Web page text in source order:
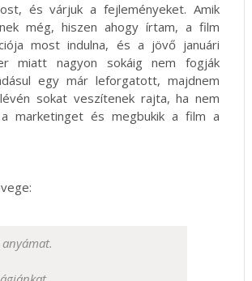
és várjuk a fejleményeket. Amik
még, hiszen ahogy írtam, a film
most indulna, és a jövő januári
miatt nagyon sokáig nem fogják
egy már leforgatott, majdnem
sokat veszítenek rajta, ha nem
marketinget és megbukik a film a